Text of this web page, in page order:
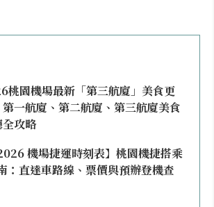
桃園機場最新「第三航廈」美食更
一航廈、第二航廈、第三航廈美食
全攻略
2026 機場捷運時刻表】桃園機捷搭乘
：直達車路線、票價與預辦登機查